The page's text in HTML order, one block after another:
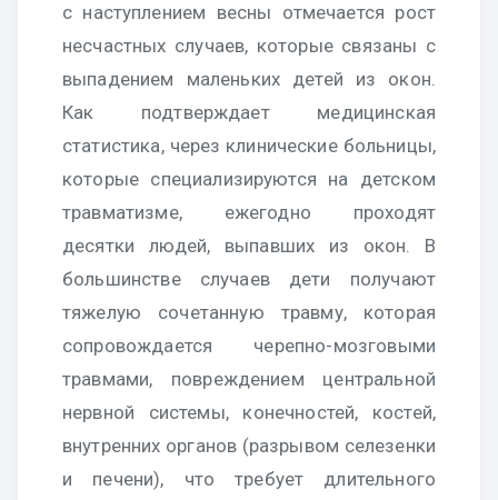
с наступлением весны отмечается рост
несчастных случаев, которые связаны с
выпадением маленьких детей из окон.
Как подтверждает медицинская
статистика, через клинические больницы,
которые специализируются на детском
травматизме, ежегодно проходят
десятки людей, выпавших из окон. В
большинстве случаев дети получают
тяжелую сочетанную травму, которая
сопровождается черепно-мозговыми
травмами, повреждением центральной
нервной системы, конечностей, костей,
внутренних органов (разрывом селезенки
и печени), что требует длительного